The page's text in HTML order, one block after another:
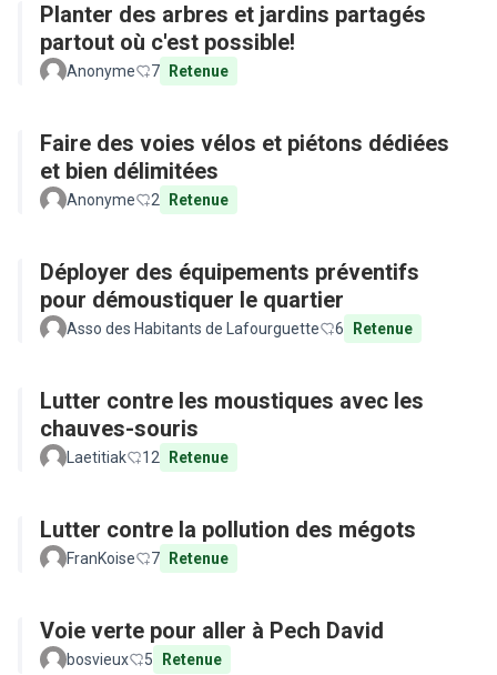
Planter des arbres et jardins partagés
partout où c'est possible!
Anonyme 7 Retenue
Faire des voies vélos et piétons dédiées
et bien délimitées
Anonyme 2 Retenue
Déployer des équipements préventifs
pour démoustiquer le quartier
Asso des Habitants de Lafourguette 6 Retenue
Lutter contre les moustiques avec les
chauves-souris
Laetitiak 12 Retenue
Lutter contre la pollution des mégots
FranKoise 7 Retenue
Voie verte pour aller à Pech David
bosvieux 5 Retenue